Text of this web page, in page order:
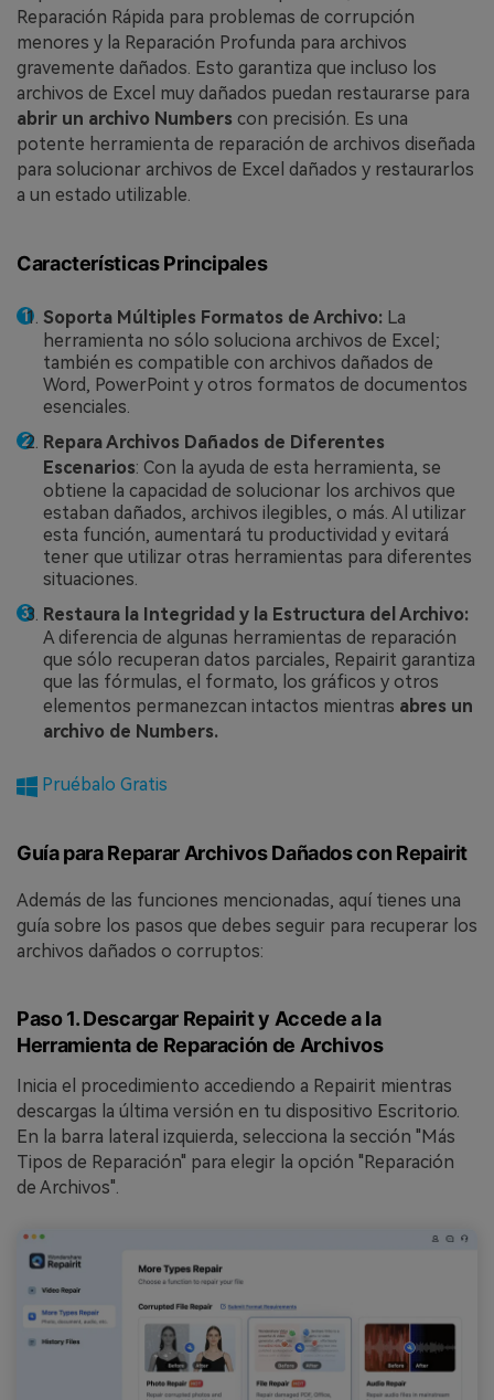
Reparación Rápida para problemas de corrupción
menores y la Reparación Profunda para archivos
gravemente dañados. Esto garantiza que incluso los
archivos de Excel muy dañados puedan restaurarse para
abrir un archivo Numbers con precisión. Es una
potente herramienta de reparación de archivos diseñada
para solucionar archivos de Excel dañados y restaurarlos
a un estado utilizable.
Características Principales
Soporta Múltiples Formatos de Archivo: La
herramienta no sólo soluciona archivos de Excel;
también es compatible con archivos dañados de
Word, PowerPoint y otros formatos de documentos
esenciales.
Repara Archivos Dañados de Diferentes
Escenarios: Con la ayuda de esta herramienta, se
obtiene la capacidad de solucionar los archivos que
estaban dañados, archivos ilegibles, o más. Al utilizar
esta función, aumentará tu productividad y evitará
tener que utilizar otras herramientas para diferentes
situaciones.
Restaura la Integridad y la Estructura del Archivo:
A diferencia de algunas herramientas de reparación
que sólo recuperan datos parciales, Repairit garantiza
que las fórmulas, el formato, los gráficos y otros
elementos permanezcan intactos mientras abres un
archivo de Numbers.
Pruébalo Gratis
Guía para Reparar Archivos Dañados con Repairit
Además de las funciones mencionadas, aquí tienes una
guía sobre los pasos que debes seguir para recuperar los
archivos dañados o corruptos:
Paso 1. Descargar Repairit y Accede a la
Herramienta de Reparación de Archivos
Inicia el procedimiento accediendo a Repairit mientras
descargas la última versión en tu dispositivo Escritorio.
En la barra lateral izquierda, selecciona la sección "Más
Tipos de Reparación" para elegir la opción "Reparación
de Archivos".